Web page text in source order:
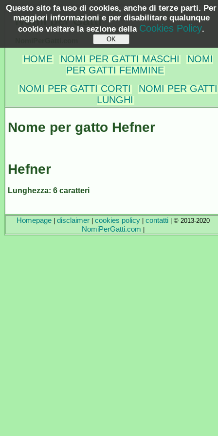
Questo sito fa uso di cookies, anche di terze parti. Per
maggiori informazioni e per disabilitare qualunque
cookie visitare la sezione della Cookies Policy.
Nomi per Gatti
HOME NOMI PER GATTI MASCHI
NOMI
PER GATTI FEMMINE
NOMI PER GATTI CORTI
NOMI PER GATTI
LUNGHI
Nome per gatto Hefner
Hefner
Lunghezza: 6 caratteri
Homepage| disclaimer| cookies policy| contatti| © 2013-2020
NomiPerGatti.com